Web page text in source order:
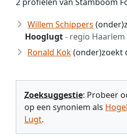
Willem Schippers
Hooglugt- regio Haarlem
Ronald Kok(onder)zoekt
Zoeksuggestie: Probeer
op een synoniem als
Lugt.